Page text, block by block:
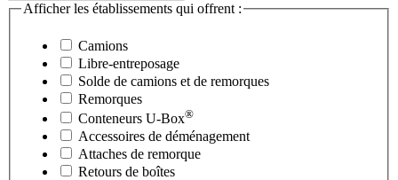
Afficher les établissements qui offrent :
Camions
Libre-entreposage
Solde de camions et de remorques
Remorques
Conteneurs U-Box®
Accessoires de déménagement
Attaches de remorque
Retours de boîtes